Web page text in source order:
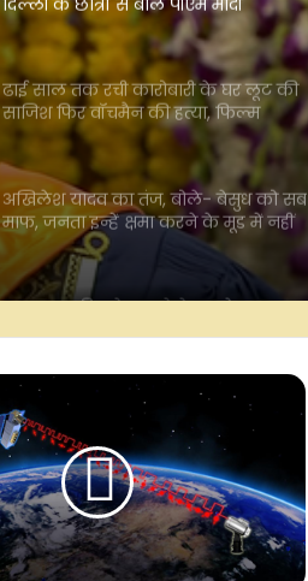
ढाई साल तक रची कारोबारी के घर लूट की
साजिश फिर वॉचमैन की हत्या, फिल्म
डायरेक्टर के ड्राइवर समेत 5 गिरफ्तार
अखिलेश यादव का तंज, बोले- बेसुध को सब
माफ, जनता इन्हें क्षमा करने के मूड में नहीं
लगातार बारिश के चलते केरल के सात
जिलों में ऑरेंज अलर्ट जारी
प्रधानमंत्री मोदी ने हिमाचल के चंबा में बस
दुख
तमिलनाडु के डेयरी नेटवर्क में 22,500
दुधारू गायें जोड़ने की तैयारी, ग्रामीणों को दी
जाएंगी मुफ्त
असम में बाढ़ से 13 जिलों में 15 लाख से